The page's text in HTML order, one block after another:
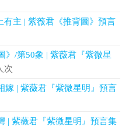
有主 | 紫薇君《推背圖》預言
》/第50象 | 紫薇君『紫微星
次
嫁 | 紫薇君『紫微星明』預言
| 紫薇君『紫微星明』預言集